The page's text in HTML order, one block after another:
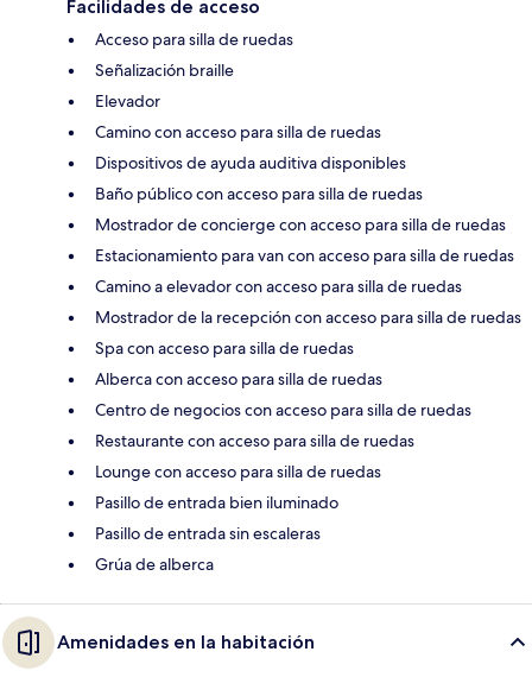
Facilidades de acceso
Acceso para silla de ruedas
Señalización braille
Elevador
Camino con acceso para silla de ruedas
Dispositivos de ayuda auditiva disponibles
Baño público con acceso para silla de ruedas
Mostrador de concierge con acceso para silla de ruedas
Estacionamiento para van con acceso para silla de ruedas
Camino a elevador con acceso para silla de ruedas
Mostrador de la recepción con acceso para silla de ruedas
Spa con acceso para silla de ruedas
Alberca con acceso para silla de ruedas
Centro de negocios con acceso para silla de ruedas
Restaurante con acceso para silla de ruedas
Lounge con acceso para silla de ruedas
Pasillo de entrada bien iluminado
Pasillo de entrada sin escaleras
Grúa de alberca
Amenidades en la habitación